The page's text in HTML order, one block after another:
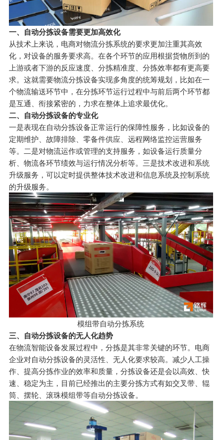
一、 自动分拣设备需要更加高效化
从技术上来说，电商对物流分拣系统的要求更加注重其高效
化，对设备的服务要求高。在各个环节的应用根据货物所到的
上游或者下游的反应速度、分拣精准度、分拣效率都有更高要
求。这就需要物流分拣设备实现多角度的统筹规划，比如在一
个物流输送环节中，在分拣环节运行过程中与前后两个环节都
是互通、衔接紧密的，力求在整体上追求最优化。
二、自动分拣设备的专业化
一是表现在自动分拣设备正常运行的保障性服务，比如设备的
定期维护、故障排除、零备件供应、远程网络监控运营服务
等。二是对物流运作或管理的支持服务，如设备运行质量分
析、物流各环节绩效与运行情况分析等。三是技术改进和系统
升级服务，可以定时提供整体技术改进和信息系统及控制系统
的升级服务。
模组带自动分拣系统
三、自动分拣设备的无人化趋势
在物流智能设备发展过程中，分拣是其非常关键的环节。电商
企业对自动分拣设备的灵活性、无人化要求较高。减少人工操
作、提高分拣作业的效率和质量，分拣设备还是会以高效、快
速、稳定为主，目前已经推出的主要分拣方式有如交叉带、辊
筒、摆轮、滚珠模组带等自动分拣设备。